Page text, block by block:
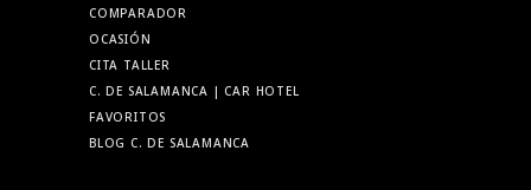
COMPARADOR
OCASIÓN
CITA TALLER
C. DE SALAMANCA | CAR HOTEL
FAVORITOS
BLOG C. DE SALAMANCA